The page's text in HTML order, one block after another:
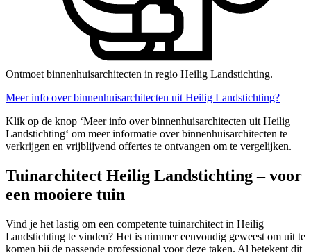
Ontmoet binnenhuisarchitecten in regio Heilig Landstichting.
Meer info over binnenhuisarchitecten uit Heilig Landstichting?
Klik op de knop ‘Meer info over binnenhuisarchitecten uit Heilig
Landstichting‘ om meer informatie over binnenhuisarchitecten te
verkrijgen en vrijblijvend offertes te ontvangen om te vergelijken.
Tuinarchitect Heilig Landstichting – voor
een mooiere tuin
Vind je het lastig om een competente tuinarchitect in Heilig
Landstichting te vinden? Het is nimmer eenvoudig geweest om uit te
komen bij de passende professional voor deze taken. Al betekent dit